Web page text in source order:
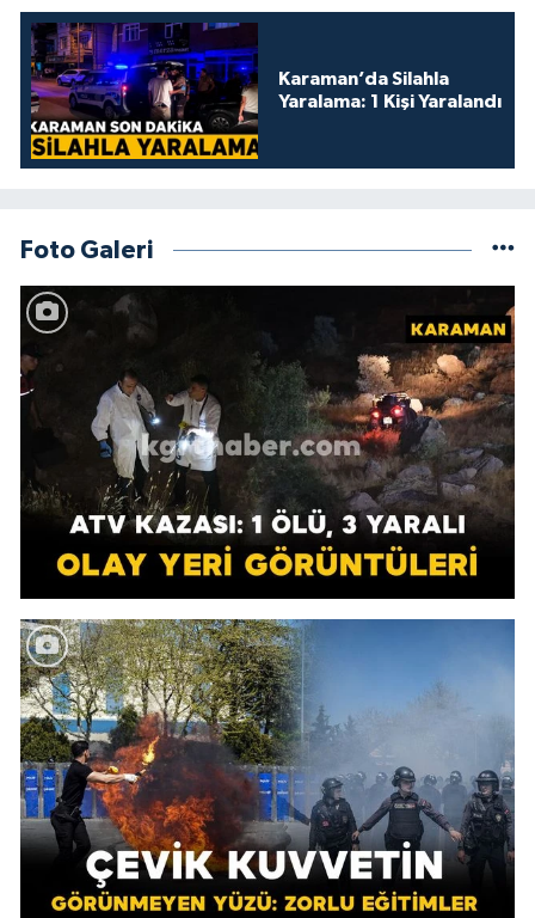
Karaman’da Silahla
Yaralama: 1 Kişi Yaralandı
Foto Galeri